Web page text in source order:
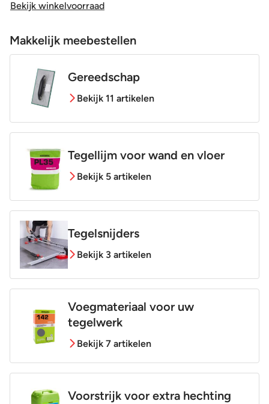
Sortering
Craquelé
Bekijk winkelvoorraad
Makkelijk meebestellen
Gereedschap
Bekijk 11 artikelen
Tegellijm voor wand en vloer
Bekijk 5 artikelen
Tegelsnijders
Bekijk 3 artikelen
Voegmateriaal voor uw
tegelwerk
Bekijk 7 artikelen
Voorstrijk voor extra hechting